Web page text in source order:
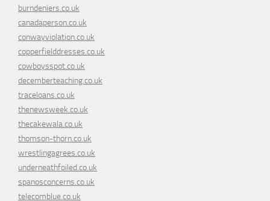
burndeniers.co.uk
canadaperson.co.uk
conwayviolation.co.uk
copperfielddresses.co.uk
cowboysspot.co.uk
decemberteaching.co.uk
traceloans.co.uk
thenewsweek.co.uk
thecakewala.co.uk
thomson-thorn.co.uk
wrestlingagrees.co.uk
underneathfoiled.co.uk
spanosconcerns.co.uk
telecomblue.co.uk